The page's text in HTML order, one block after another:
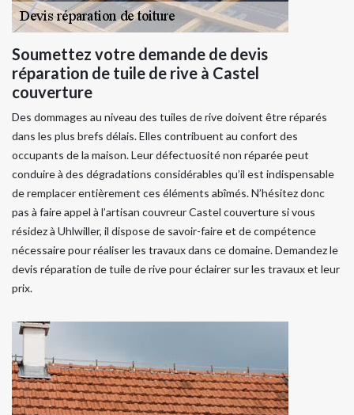
Soumettez votre demande de devis
réparation de tuile de rive à Castel
couverture
Des dommages au niveau des tuiles de rive doivent être réparés
dans les plus brefs délais. Elles contribuent au confort des
occupants de la maison. Leur défectuosité non réparée peut
conduire à des dégradations considérables qu’il est indispensable
de remplacer entièrement ces éléments abîmés. N’hésitez donc
pas à faire appel à l’artisan couvreur Castel couverture si vous
résidez à Uhlwiller, il dispose de savoir-faire et de compétence
nécessaire pour réaliser les travaux dans ce domaine. Demandez le
devis réparation de tuile de rive pour éclairer sur les travaux et leur
prix.